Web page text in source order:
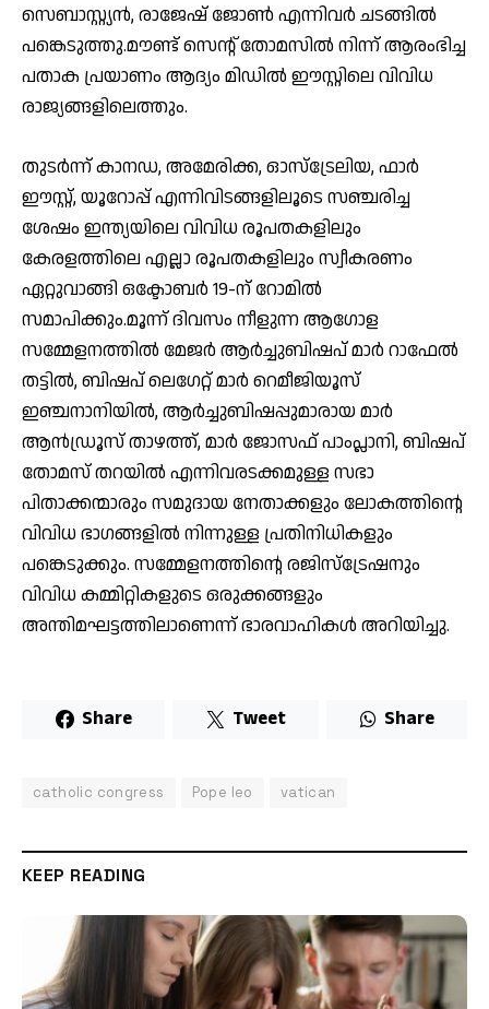
സെബാസ്റ്റ്യൻ, രാജേഷ് ജോൺ എന്നിവർ ചടങ്ങിൽ
പങ്കെടുത്തു.മൗണ്ട് സെന്റ് തോമസിൽ നിന്ന് ആരംഭിച്ച
പതാക പ്രയാണം ആദ്യം മിഡിൽ ഈസ്റ്റിലെ വിവിധ
രാജ്യങ്ങളിലെത്തും.
തുടർന്ന് കാനഡ, അമേരിക്ക, ഓസ്ട്രേലിയ, ഫാർ
ഈസ്റ്റ്, യൂറോപ്പ് എന്നിവിടങ്ങളിലൂടെ സഞ്ചരിച്ച
ശേഷം ഇന്ത്യയിലെ വിവിധ രൂപതകളിലും
കേരളത്തിലെ എല്ലാ രൂപതകളിലും സ്വീകരണം
ഏറ്റുവാങ്ങി ഒക്ടോബർ 19-ന് റോമിൽ
സമാപിക്കും.മൂന്ന് ദിവസം നീളുന്ന ആഗോള
സമ്മേളനത്തിൽ മേജർ ആർച്ചുബിഷപ് മാർ റാഫേൽ
തട്ടിൽ, ബിഷപ് ലെഗേറ്റ് മാർ റെമീജിയൂസ്
ഇഞ്ചനാനിയിൽ, ആർച്ചുബിഷപ്പുമാരായ മാർ
ആൻഡ്രൂസ് താഴത്ത്, മാർ ജോസഫ് പാംപ്ലാനി, ബിഷപ്
തോമസ് തറയിൽ എന്നിവരടക്കമുള്ള സഭാ
പിതാക്കന്മാരും സമുദായ നേതാക്കളും ലോകത്തിന്റെ
വിവിധ ഭാഗങ്ങളിൽ നിന്നുള്ള പ്രതിനിധികളും
പങ്കെടുക്കും. സമ്മേളനത്തിന്റെ രജിസ്ട്രേഷനും
വിവിധ കമ്മിറ്റികളുടെ ഒരുക്കങ്ങളും
അന്തിമഘട്ടത്തിലാണെന്ന് ഭാരവാഹികൾ അറിയിച്ചു.
Share Tweet Share
catholic congress Pope leo vatican
KEEP READING